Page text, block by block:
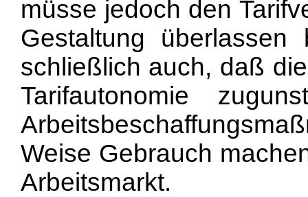
müsse jedoch den
Gestaltung überlassen
schließlich auch, daß
Tarifautonomie
Weise Gebrauch
Arbeitsmarkt.